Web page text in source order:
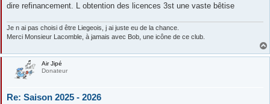
dire refinancement. L obtention des licences 3st une vaste bêtise
Je n ai pas choisi d être Liegeois, j ai juste eu de la chance.
Merci Monsieur Lacomble, à jamais avec Bob, une icône de ce club.
Air Jipé
Donateur
Re: Saison 2025 - 2026